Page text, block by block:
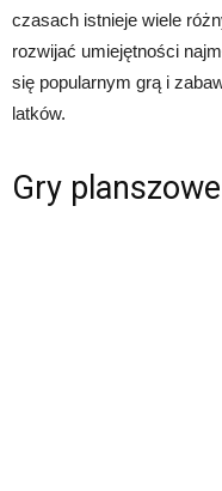
czasach istnieje wiele
rozwijać umiejętności
się popularnym grą i
latków.
Gry planszowe